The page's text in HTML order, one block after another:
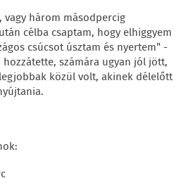
vagy három másodpercig
célba csaptam, hogy elhiggyem
csúcsot úsztam és nyertem" -
számára ugyan jól jött,
közül volt, akinek délelőtt